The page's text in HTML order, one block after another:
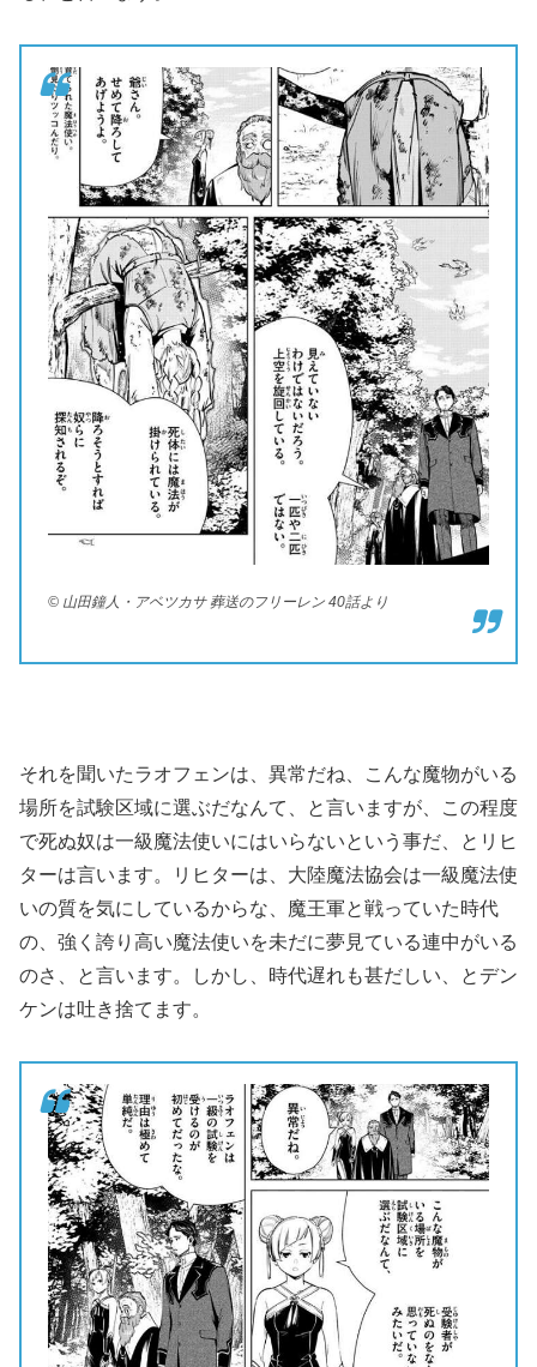
© 山田鐘人・アベツカサ 葬送のフリーレン 40話より
それを聞いたラオフェンは、異常だね、こんな魔物がいる
場所を試験区域に選ぶだなんて、と言いますが、この程度
で死ぬ奴は一級魔法使いにはいらないという事だ、とリヒ
ターは言います。リヒターは、大陸魔法協会は一級魔法使
いの質を気にしているからな、魔王軍と戦っていた時代
の、強く誇り高い魔法使いを未だに夢見ている連中がいる
のさ、と言います。しかし、時代遅れも甚だしい、とデン
ケンは吐き捨てます。